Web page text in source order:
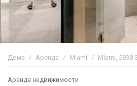
Дома Аренда Miami Miami, 5838
Аренда недвижимости